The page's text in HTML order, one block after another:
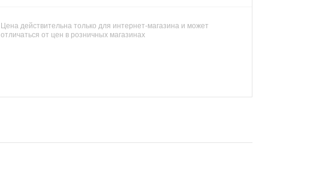
Цена действительна только для интернет-магазина и может
отличаться от цен в розничных магазинах